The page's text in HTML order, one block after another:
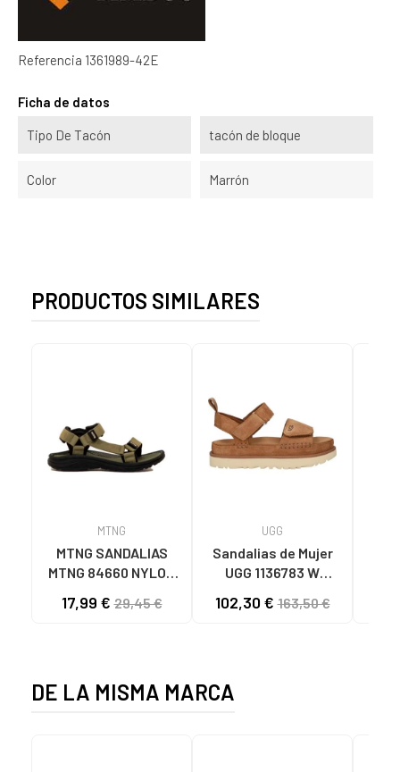
Referencia 1361989-42E
Ficha de datos
Tipo De Tacón tacón de bloque
Color Marrón
PRODUCTOS SIMILARES
MTNG
MTNG SANDALIAS
MTNG 84660 NYLON
C59785 - - NYLON
17,99 €29,45 €
UGG
Sandalias de Mujer
UGG 1136783 W
CHESTNUT
102,30 €163,50 €
DE LA MISMA MARCA